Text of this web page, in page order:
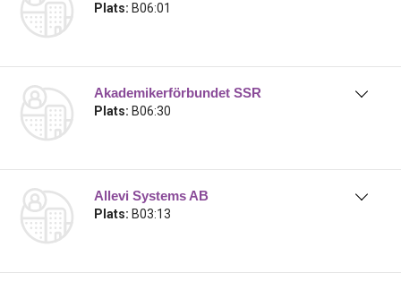
Plats: B06:01
Akademikerförbundet SSR
Plats: B06:30
Allevi Systems AB
Plats: B03:13